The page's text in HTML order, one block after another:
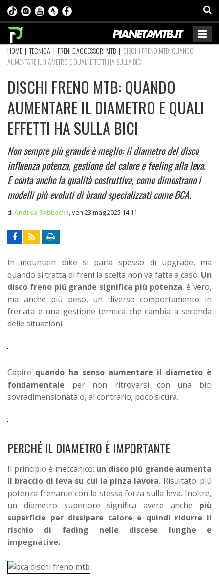
HOME |TECNICA | FRENI E ACCESSORI MTB | DISCHI FRENO MTB: QUANDO
AUMENTARE IL DIAMETRO E QUALI EFFETTI HA SULLA BICI
DISCHI FRENO MTB: QUANDO
AUMENTARE IL DIAMETRO E QUALI
EFFETTI HA SULLA BICI
Non sempre più grande è meglio: il diametro del disco
influenza potenza, gestione del calore e feeling alla leva.
E conta anche la qualità costruttiva, come dimostrano i
modelli più evoluti di brand specializzati come BCA.
di Andrea Sabbadin ven 23 mag 2025 14:11
In mountain bike si parla spesso di upgrade, ma
quando si tratta di freni la scelta non va fatta a caso. Un
disco freno più grande significa più potenza, è vero,
ma anche più peso, un diverso comportamento in
frenata e una gestione termica che cambia a seconda
delle situazioni.
Capire quando ha senso aumentare il diametro è
fondamentale per non ritrovarsi con una bici
sovradimensionata o, al contrario, poco sicura.
PERCHÉ IL DIAMETRO È IMPORTANTE
Il principio è meccanico: un disco più grande aumenta
il braccio di leva su cui la pinza lavora. Risultato: più
potenza frenante con la stessa forza sulla leva. Inoltre,
un diametro superiore significa avere anche più
superficie per dissipare calore e quindi ridurre il
rischio di fading nelle discese lunghe e
impegnative.